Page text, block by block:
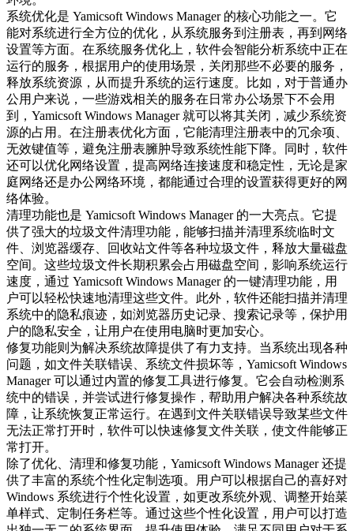
系统优化是 Yamicsoft Windows Manager 的核心功能之一。它
能对系统进行全方位的优化，从系统服务到注册表，再到网络
设置等方面。在系统服务优化上，软件会智能分析系统中正在
运行的服务，根据用户的使用场景，关闭那些不必要的服务，
释放系统资源，从而提升系统的运行速度。比如，对于普通办
公用户来说，一些游戏相关的服务在日常办公场景下不会用
到，Yamicsoft Windows Manager 就可以将其关闭，减少系统资
源的占用。在注册表优化方面，它能清理注册表中的冗余项、
无效键值等，避免注册表臃肿导致系统性能下降。同时，软件
还可以优化网络设置，提高网络连接速度和稳定性，无论是家
庭网络还是办公网络环境，都能通过合理的设置获得更好的网
络体验。
清理功能也是 Yamicsoft Windows Manager 的一大亮点。它提
供了强大的垃圾文件清理功能，能够扫描并清理系统临时文
件、浏览器缓存、回收站文件等各种垃圾文件，释放大量磁盘
空间。这些垃圾文件长期积累会占用磁盘空间，影响系统运行
速度，通过 Yamicsoft Windows Manager 的一键清理功能，用
户可以轻松快速地清理这些文件。此外，软件还能扫描并清理
系统中的隐私痕迹，如浏览器历史记录、搜索记录等，保护用
户的隐私安全，让用户在使用电脑时更加安心。
修复功能则为解决系统故障提供了有力支持。当系统出现各种
问题，如文件关联错误、系统文件损坏等，Yamicsoft Windows
Manager 可以通过内置的修复工具进行修复。它会自动检测系
统中的错误，并尝试进行修复操作，帮助用户解决各种系统故
障，让系统恢复正常运行。在遇到文件关联错误导致某些文件
无法正常打开时，软件可以快速修复文件关联，使文件能够正
常打开。
除了优化、清理和修复功能，Yamicsoft Windows Manager 还提
供了丰富的系统个性化定制选项。用户可以根据自己的喜好对
Windows 系统进行个性化设置，如更改系统外观、调整开始菜
单样式、定制任务栏等。通过这些个性化设置，用户可以打造